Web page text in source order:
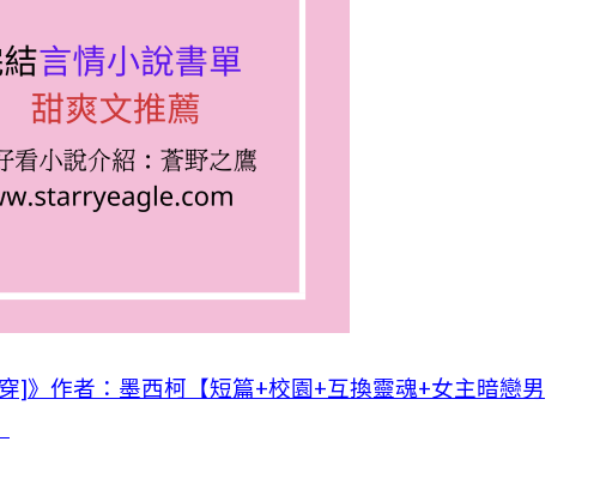
]》作者：墨西柯【短篇+校園+互換靈魂+女主暗戀男